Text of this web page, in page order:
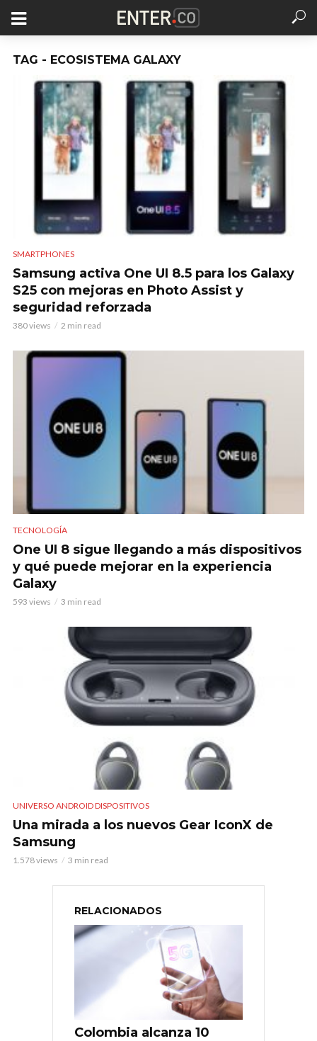
TAG - ECOSISTEMA GALAXY
SMARTPHONES
Samsung activa One UI 8.5 para los Galaxy
S25 con mejoras en Photo Assist y
seguridad reforzada
380 views 2 min read
TECNOLOGÍA
One UI 8 sigue llegando a más dispositivos
y qué puede mejorar en la experiencia
Galaxy
593 views 3 min read
UNIVERSO ANDROID DISPOSITIVOS
Una mirada a los nuevos Gear IconX de
Samsung
1.578 views 3 min read
RELACIONADOS
Colombia alcanza 10